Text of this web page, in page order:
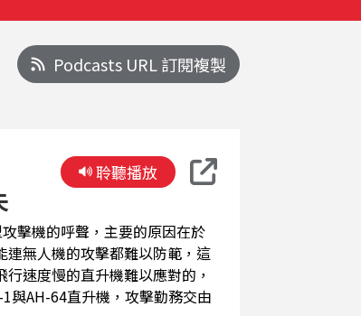
Podcasts URL 訂閱複製
擊機的呼聲，主要的原因在於
無人機的攻擊都難以防範，這
速度慢的直升機難以應對的，
與AH-64直升機，攻擊勤務交由
聆聽播放